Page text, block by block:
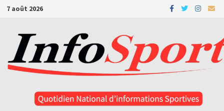
Passer
contenu
7 août 2026